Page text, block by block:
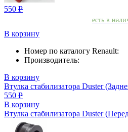
550 Р
есть в
В корзину
Номер по каталогу Renault:
Производитель:
В корзину
Втулка стабилизатора Duster
550 Р
В корзину
Втулка стабилизатора Duster